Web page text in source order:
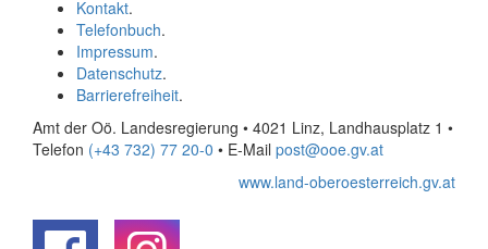
Kontakt.
Telefonbuch.
Impressum.
Datenschutz.
Barrierefreiheit.
Amt der Oö. Landesregierung • 4021 Linz, Landhausplatz 1 •
Telefon (+43 732) 77 20-0 • E-Mail post@ooe.gv.at
www.land-oberoesterreich.gv.at